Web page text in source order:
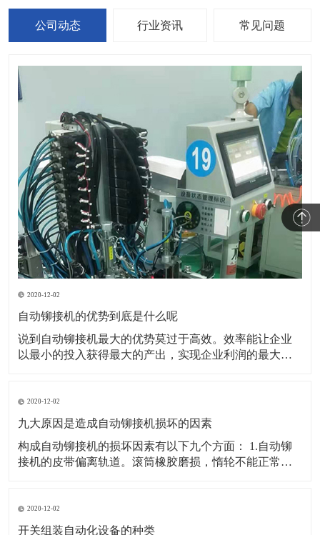
公司动态 行业资讯 常见问题
2020-12-02
自动铆接机的优势到底是什么呢
说到自动铆接机最大的优势莫过于高效。效率能让企业
以最小的投入获得最大的产出，实现企业利润的最大
有工作效率。并且逐个人工铆接也不可能保证产品的一
致性。所以企业必然会选择可以实现自动穿接自动铆接
2020-12-02
九大原因是造成自动铆接机损坏的因素
构成自动铆接机的损坏因素有以下九个方面： 1.自动铆
接机的皮带偏离轨道。滚筒橡胶磨损，惰轮不能正常工
在，在排出之前，皮带部分中的惰轮有一定的磨损。 2.
自动铆接机的皮带返回部分固定在骨灰上
2020-12-02
开关组装自动化设备的种类